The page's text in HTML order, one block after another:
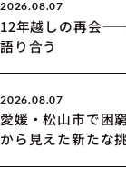
2026.08.07
12年越しの再会
語り合う
2026.08.07
愛媛・松山市で困
から見えた新たな